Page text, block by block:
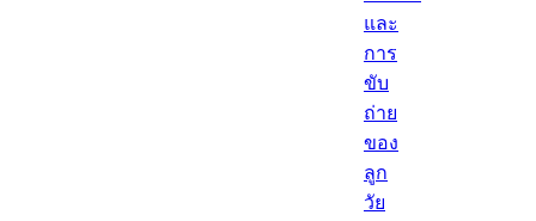
และ
การ
ขับ
ถ่าย
ของ
ลูก
วัย